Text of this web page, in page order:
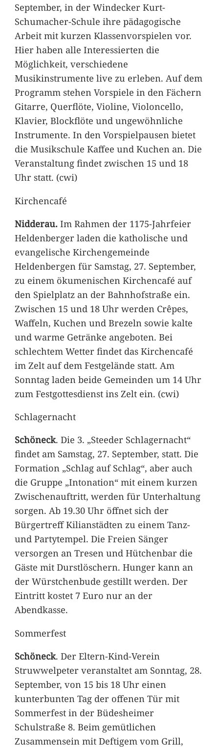
September, in der Windecker Kurt-
Schumacher-Schule ihre pädagogische
Arbeit mit kurzen Klassenvorspielen vor.
Hier haben alle Interessierten die
Möglichkeit, verschiedene
Musikinstrumente live zu erleben. Auf dem
Programm stehen Vorspiele in den Fächern
Gitarre, Querflöte, Violine, Violoncello,
Klavier, Blockflöte und ungewöhnliche
Instrumente. In den Vorspielpausen bietet
die Musikschule Kaffee und Kuchen an. Die
Veranstaltung findet zwischen 15 und 18
Uhr statt. (cwi)
Kirchencafé
Nidderau.Im Rahmen der 1175-Jahrfeier
Heldenberger laden die katholische und
evangelische Kirchengemeinde
Heldenbergen für Samstag, 27. September,
zu einem ökumenischen Kirchencafé auf
den Spielplatz an der Bahnhofstraße ein.
Zwischen 15 und 18 Uhr werden Crêpes,
Waffeln, Kuchen und Brezeln sowie kalte
und warme Getränke angeboten. Bei
schlechtem Wetter findet das Kirchencafé
im Zelt auf dem Festgelände statt. Am
Sonntag laden beide Gemeinden um 14 Uhr
zum Festgottesdienst ins Zelt ein. (cwi)
Schlagernacht
Schöneck. Die 3. „Steeder Schlagernacht“
findet am Samstag, 27. September, statt. Die
Formation „Schlag auf Schlag“, aber auch
die Gruppe „Intonation“ mit einem kurzen
Zwischenauftritt, werden für Unterhaltung
sorgen. Ab 19.30 Uhr öffnet sich der
Bürgertreff Kilianstädten zu einem Tanz-
und Partytempel. Die Freien Sänger
versorgen an Tresen und Hütchenbar die
Gäste mit Durstlöschern. Hunger kann an
der Würstchenbude gestillt werden. Der
Eintritt kostet 7 Euro nur an der
Abendkasse.
Sommerfest
Schöneck. Der Eltern-Kind-Verein
Struwwelpeter veranstaltet am Sonntag, 28.
September, von 15 bis 18 Uhr einen
kunterbunten Tag der offenen Tür mit
Sommerfest in der Büdesheimer
Schulstraße 8. Beim gemütlichen
Zusammensein mit Deftigem vom Grill,